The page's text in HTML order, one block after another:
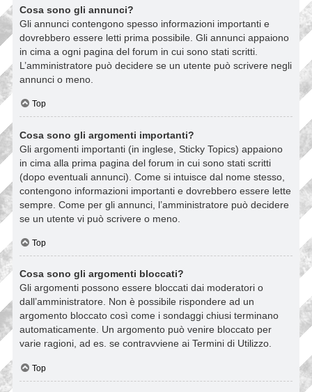
Cosa sono gli annunci?
Gli annunci contengono spesso informazioni importanti e
dovrebbero essere letti prima possibile. Gli annunci appaiono
in cima a ogni pagina del forum in cui sono stati scritti.
L’amministratore può decidere se un utente può scrivere negli
annunci o meno.
Top
Cosa sono gli argomenti importanti?
Gli argomenti importanti (in inglese, Sticky Topics) appaiono
in cima alla prima pagina del forum in cui sono stati scritti
(dopo eventuali annunci). Come si intuisce dal nome stesso,
contengono informazioni importanti e dovrebbero essere lette
sempre. Come per gli annunci, l’amministratore può decidere
se un utente vi può scrivere o meno.
Top
Cosa sono gli argomenti bloccati?
Gli argomenti possono essere bloccati dai moderatori o
dall’amministratore. Non è possibile rispondere ad un
argomento bloccato così come i sondaggi chiusi terminano
automaticamente. Un argomento può venire bloccato per
varie ragioni, ad es. se contravviene ai Termini di Utilizzo.
Top